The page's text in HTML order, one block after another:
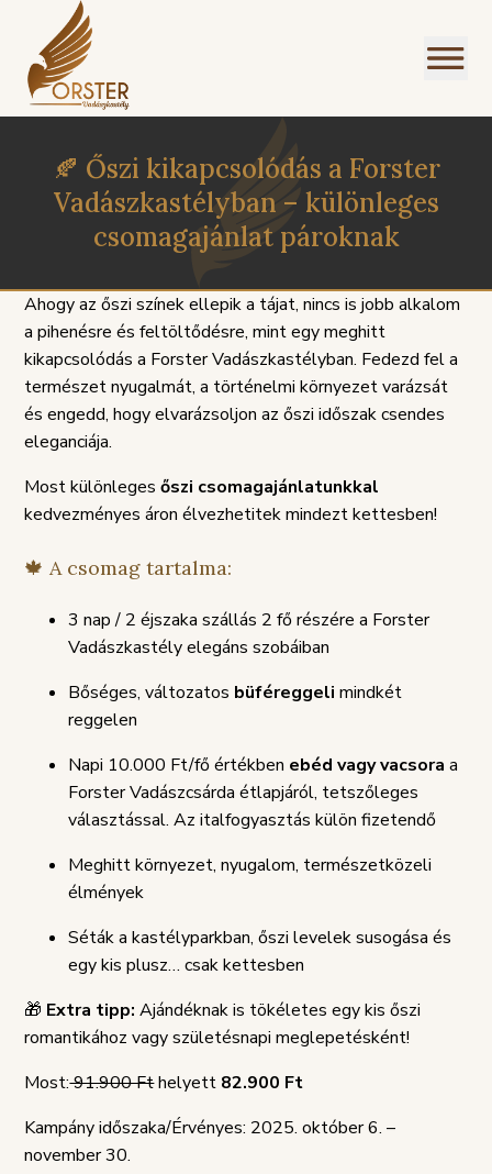
GDPR PANASZKEZELÉSI
SZABÁLYZAT
🍂 Őszi kikapcsolódás a Forster
Vadászkastélyban – különleges
csomagajánlat pároknak
Ahogy az őszi színek ellepik a tájat, nincs is jobb alkalom
a pihenésre és feltöltődésre, mint egy meghitt
kikapcsolódás a Forster Vadászkastélyban. Fedezd fel a
természet nyugalmát, a történelmi környezet varázsát
és engedd, hogy elvarázsoljon az őszi időszak csendes
eleganciája.
Most különlegesőszi csomagajánlatunkkal
kedvezményes áron élvezhetitek mindezt kettesben!
🍁 A csomag tartalma:
3 nap / 2 éjszaka szállás 2 fő részére a Forster
Vadászkastély elegáns szobáiban
Bőséges, változatos büféreggeli mindkét
reggelen
Napi 10.000 Ft/fő értékben ebéd vagy vacsora a
Forster Vadászcsárda étlapjáról, tetszőleges
választással. Az italfogyasztás külön fizetendő
Meghitt környezet, nyugalom, természetközeli
élmények
Séták a kastélyparkban, őszi levelek susogása és
egy kis plusz… csak kettesben
🎁 Extra tipp: Ajándéknak is tökéletes egy kis őszi
romantikához vagy születésnapi meglepetésként!
Most:91.900 Fthelyett 82.900 Ft
Kampány időszaka/Érvényes: 2025. október 6. –
november 30.